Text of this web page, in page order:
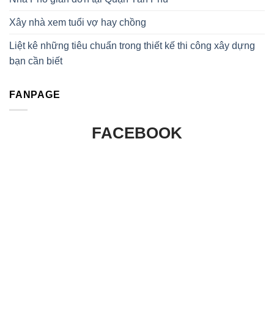
Xây nhà xem tuổi vợ hay chồng
Liệt kê những tiêu chuẩn trong thiết kế thi công xây dựng
bạn cần biết
FANPAGE
FACEBOOK